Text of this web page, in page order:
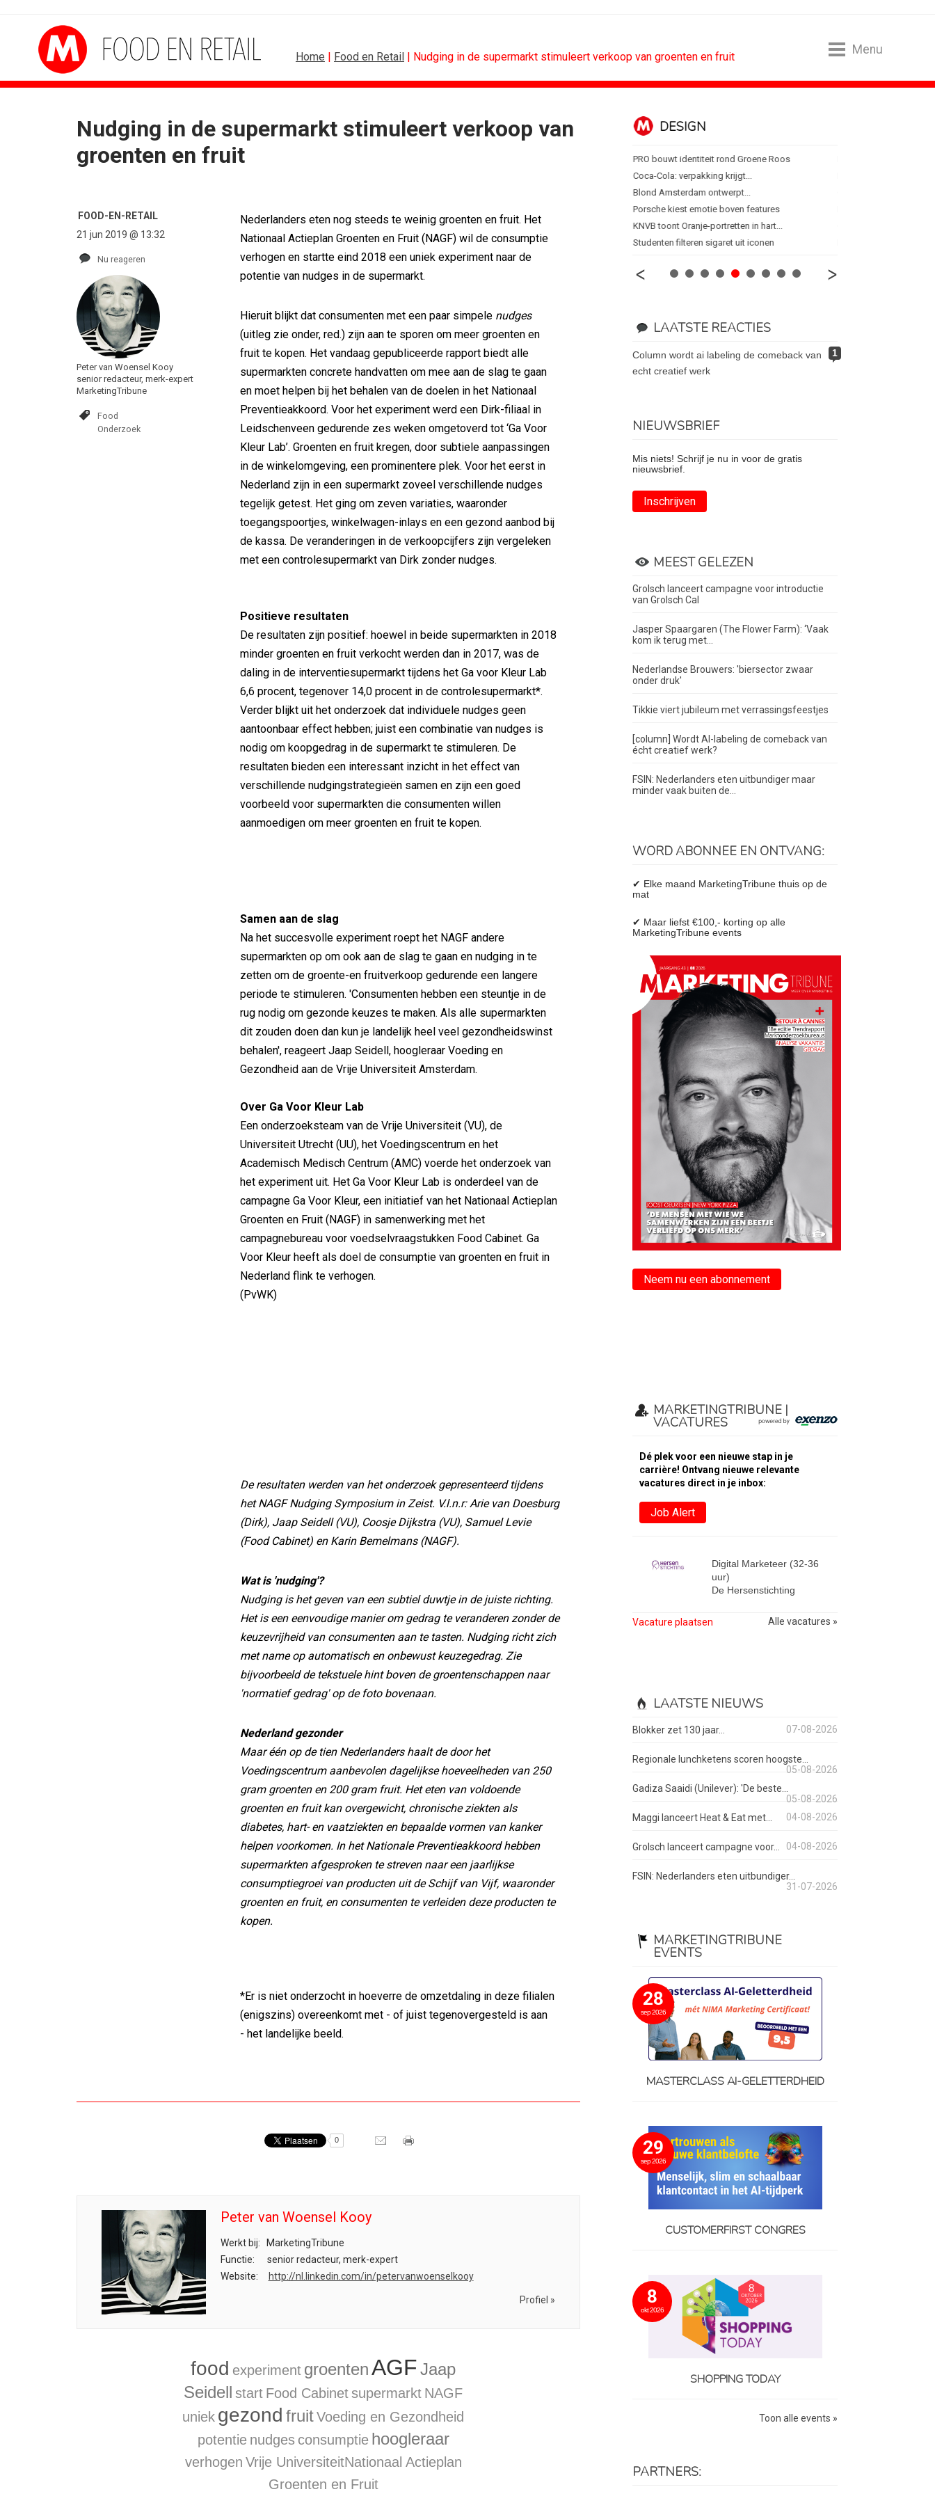
Home | Food en Retail | Nudging in de supermarkt stimuleert verkoop van groenten en fruit
Menu
Nudging in de supermarkt stimuleert verkoop van
groenten en fruit
FOOD-EN-RETAIL
21 jun 2019 @ 13:32
Nu reageren
Peter van Woensel Kooy
senior redacteur, merk-expert
MarketingTribune
Food
Onderzoek
Nederlanders eten nog steeds te weinig groenten en fruit. Het
Nationaal Actieplan Groenten en Fruit (NAGF) wil de consumptie
verhogen en startte eind 2018 een uniek experiment naar de
potentie van nudges in de supermarkt.
Hieruit blijkt dat consumenten met een paar simpele nudges
(uitleg zie onder, red.) zijn aan te sporen om meer groenten en
fruit te kopen. Het vandaag gepubliceerde rapport biedt alle
supermarkten concrete handvatten om mee aan de slag te gaan
en moet helpen bij het behalen van de doelen in het Nationaal
Preventieakkoord. Voor het experiment werd een Dirk-filiaal in
Leidschenveen gedurende zes weken omgetoverd tot ‘Ga Voor
Kleur Lab’. Groenten en fruit kregen, door subtiele aanpassingen
in de winkelomgeving, een prominentere plek. Voor het eerst in
Nederland zijn in een supermarkt zoveel verschillende nudges
tegelijk getest. Het ging om zeven variaties, waaronder
toegangspoortjes, winkelwagen-inlays en een gezond aanbod bij
de kassa. De veranderingen in de verkoopcijfers zijn vergeleken
met een controlesupermarkt van Dirk zonder nudges.
Positieve resultaten
De resultaten zijn positief: hoewel in beide supermarkten in 2018
minder groenten en fruit verkocht werden dan in 2017, was de
daling in de interventiesupermarkt tijdens het Ga voor Kleur Lab
6,6 procent, tegenover 14,0 procent in de controlesupermarkt*.
Verder blijkt uit het onderzoek dat individuele nudges geen
aantoonbaar effect hebben; juist een combinatie van nudges is
nodig om koopgedrag in de supermarkt te stimuleren. De
resultaten bieden een interessant inzicht in het effect van
verschillende nudgingstrategieën samen en zijn een goed
voorbeeld voor supermarkten die consumenten willen
aanmoedigen om meer groenten en fruit te kopen.
Samen aan de slag
Na het succesvolle experiment roept het NAGF andere
supermarkten op om ook aan de slag te gaan en nudging in te
zetten om de groente-en fruitverkoop gedurende een langere
periode te stimuleren. 'Consumenten hebben een steuntje in de
rug nodig om gezonde keuzes te maken. Als alle supermarkten
dit zouden doen dan kun je landelijk heel veel gezondheidswinst
behalen', reageert Jaap Seidell, hoogleraar Voeding en
Gezondheid aan de Vrije Universiteit Amsterdam.
Over Ga Voor Kleur Lab
Een onderzoeksteam van de Vrije Universiteit (VU), de
Universiteit Utrecht (UU), het Voedingscentrum en het
Academisch Medisch Centrum (AMC) voerde het onderzoek van
het experiment uit. Het Ga Voor Kleur Lab is onderdeel van de
campagne Ga Voor Kleur, een initiatief van het Nationaal Actieplan
Groenten en Fruit (NAGF) in samenwerking met het
campagnebureau voor voedselvraagstukken Food Cabinet. Ga
Voor Kleur heeft als doel de consumptie van groenten en fruit in
Nederland flink te verhogen.
(PvWK)
De resultaten werden van het onderzoek gepresenteerd tijdens
het NAGF Nudging Symposium in Zeist. V.l.n.r: Arie van Doesburg
(Dirk), Jaap Seidell (VU), Coosje Dijkstra (VU), Samuel Levie
(Food Cabinet) en Karin Bemelmans (NAGF).
Wat is 'nudging'?
Nudging is het geven van een subtiel duwtje in de juiste richting.
Het is een eenvoudige manier om gedrag te veranderen zonder de
keuzevrijheid van consumenten aan te tasten. Nudging richt zich
met name op automatisch en onbewust keuzegedrag. Zie
bijvoorbeeld de tekstuele hint boven de groentenschappen naar
'normatief gedrag' op de foto bovenaan.
Nederland gezonder
Maar één op de tien Nederlanders haalt de door het
Voedingscentrum aanbevolen dagelijkse hoeveelheden van 250
gram groenten en 200 gram fruit. Het eten van voldoende
groenten en fruit kan overgewicht, chronische ziekten als
diabetes, hart- en vaatziekten en bepaalde vormen van kanker
helpen voorkomen. In het Nationale Preventieakkoord hebben
supermarkten afgesproken te streven naar een jaarlijkse
consumptiegroei van producten uit de Schijf van Vijf, waaronder
groenten en fruit, en consumenten te verleiden deze producten te
kopen.
*Er is niet onderzocht in hoeverre de omzetdaling in deze filialen
(enigszins) overeenkomt met - of juist tegenovergesteld is aan
- het landelijke beeld.
0
Peter van Woensel Kooy
Werkt bij:
MarketingTribune
Functie:
senior redacteur, merk-expert
Website:
http://nl.linkedin.com/in/petervanwoenselkooy
Profiel »
food experiment groentenAGFJaap
Seidell start Food Cabinetsupermarkt NAGF
uniek gezond fruitVoeding en Gezondheid
potentie nudges consumptie hoogleraar
verhogen Vrije UniversiteitNationaal Actieplan
Groenten en Fruit
Marketing mix modelling terug van...
De marketingwereld optimaliseert...
Marketingtransfers week 28, 2026
BUREAUS
Eindelijk een hoofdrol voor Lee...
Lamborghini maakt ambitie leidend
Havas neemt SportVibes over
CONTENTMARKETING
Substack breidt uit in Nederland met...
WWF en CPNB introduceren Groene...
DESIGN
PRO bouwt identiteit rond Groene Roos
Coca-Cola: verpakking krijgt...
Blond Amsterdam ontwerpt...
Porsche kiest emotie boven features
KNVB toont Oranje-portretten in hart...
Studenten filteren sigaret uit iconen
LAATSTE REACTIES
1
column wordt ai labeling de comeback van
echt creatief werk
NIEUWSBRIEF
Mis niets! Schrijf je nu in voor de gratis
nieuwsbrief.
Inschrijven
MEEST GELEZEN
Grolsch lanceert campagne voor introductie
van Grolsch Cal
Jasper Spaargaren (The Flower Farm): ‘Vaak
kom ik terug met...
Nederlandse Brouwers: 'biersector zwaar
onder druk'
Tikkie viert jubileum met verrassingsfeestjes
[column] Wordt AI-labeling de comeback van
écht creatief werk?
FSIN: Nederlanders eten uitbundiger maar
minder vaak buiten de...
WORD ABONNEE EN ONTVANG:
✔ Elke maand MarketingTribune thuis op de
mat
✔ Maar liefst €100,- korting op alle
MarketingTribune events
Neem nu een abonnement
MARKETINGTRIBUNE |
VACATURES
Dé plek voor een nieuwe stap in je
carrière! Ontvang nieuwe relevante
vacatures direct in je inbox:
Job Alert
Digital Marketeer (32-36
uur)
De Hersenstichting
Vacature plaatsen Alle vacatures »
LAATSTE NIEUWS
Blokker zet 130 jaar... 07-08-2026
Regionale lunchketens scoren hoogste...
05-08-2026
Gadiza Saaidi (Unilever): 'De beste...
05-08-2026
Maggi lanceert Heat & Eat met...
04-08-2026
Grolsch lanceert campagne voor... 04-08-2026
FSIN: Nederlanders eten uitbundiger...
31-07-2026
MARKETINGTRIBUNE
EVENTS
28
sep 2026
MASTERCLASS AI-GELETTERDHEID
29
sep 2026
CUSTOMERFIRST CONGRES
8
okt 2026
SHOPPING TODAY
Toon alle events »
PARTNERS: